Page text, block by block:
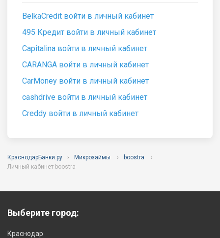
BelkaCredit войти в личный кабинет
495 Кредит войти в личный кабинет
Capitalina войти в личный кабинет
CARANGA войти в личный кабинет
CarMoney войти в личный кабинет
cashdrive войти в личный кабинет
Creddy войти в личный кабинет
КраснодарБанки.ру Микрозаймы
boostra
Личный кабинет boostra
Выберите город:
Краснодар